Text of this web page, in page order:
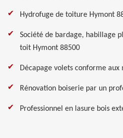
Hydrofuge de toiture Hymont
Société de bardage, habillage
toit Hymont 88500
Décapage volets conforme
Rénovation boiserie par un
Professionnel en lasure bois